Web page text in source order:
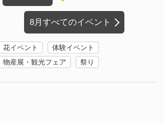
8月すべてのイベント
花イベント
体験イベント
物産展・観光フェア
祭り